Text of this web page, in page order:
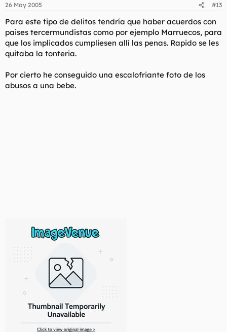
26 May 2005 #13
Para este tipo de delitos tendría que haber acuerdos con
paises tercermundistas como por ejemplo Marruecos, para
que los implicados cumpliesen allí las penas. Rapido se les
quitaba la tonteria.
Por cierto he conseguido una escalofriante foto de los
abusos a una bebe.